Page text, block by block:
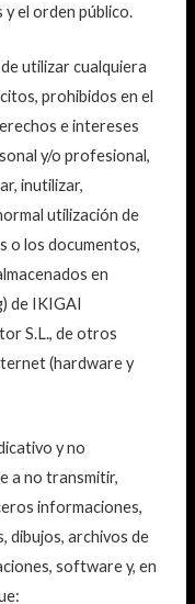
el orden público.
utilizar cualquiera
prohibidos en el
e intereses
y/o profesional,
inutilizar,
utilización de
o los documentos,
en
de IKIGAI
S.L., de otros
(hardware y
y no
a no transmitir,
informaciones,
dibujos, archivos de
software y, en